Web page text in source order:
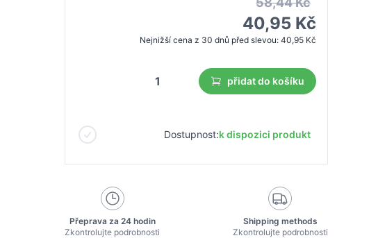
40,95 Kč
Nejnižší cena z 30 dnů před slevou: 40,95 Kč
přidat do košíku
Dostupnost:k dispozici produkt
Přeprava za 24 hodin
Zkontrolujte podrobnosti
Shipping methods
Zkontrolujte podrobnosti